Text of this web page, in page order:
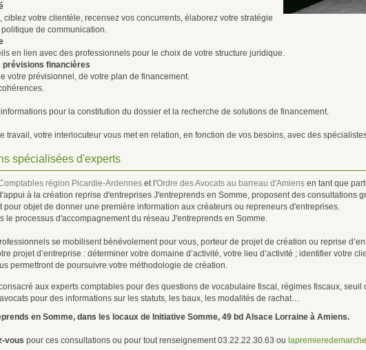
ciblez votre clientèle, recensez vos concurrents, élaborez votre stratégie
de communication.
en lien avec des professionnels pour le choix de votre structure juridique.
prévisions financières
votre prévisionnel, de votre plan de financement.
pour la constitution du dossier et la recherche de solutions de financement.
travail, votre interlocuteur vous met en relation, en fonction de vos besoins, avec des
spécialisées d'experts
région Picardie-Ardennes et l'Ordre des Avocats au barreau d'Amiens en tant que
à la création reprise d'entreprises J'entreprends en Somme, proposent des consultations
pour objet de donner une première information aux créateurs ou repreneurs d'entreprises.
le processus d'accompagnement du réseau J'entreprends en Somme.
se mobilisent bénévolement pour vous, porteur de projet de création ou reprise
projet d’entreprise : déterminer votre domaine d’activité, votre lieu d’activité ; identifier votre
permettront de poursuivre votre méthodologie de création.
aux experts comptables pour des questions de vocabulaire fiscal, régimes fiscaux,
pour des informations sur les statuts, les baux, les modalités de rachat…
en Somme, dans les locaux de Initiative Somme, 49 bd Alsace Lorraine à Amiens.
vous pour ces consultations ou pour tout renseignement 03.22.22.30.63 ou